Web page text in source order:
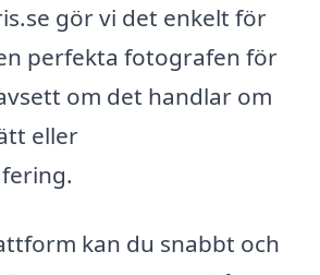
gör vi det enkelt för
perfekta fotografen för
om det handlar om
eller
kan du snabbt och